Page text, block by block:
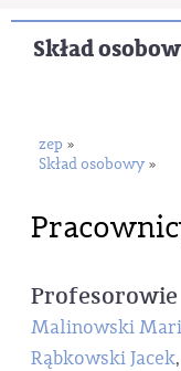
Skład
zep »
Skład osobowy »
Profesorowie
Malinowski
Rąbkowski Jacek